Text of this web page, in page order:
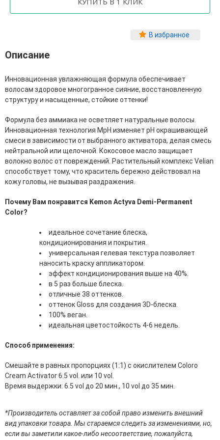
Фитопластика волос
Ампулы для лица
Защита от солнца для лица
Карбокситерапия
Кремы для лица
Лосьоны, тоники и мисты для лица
Маски для лица
Масла для лица
Молочко и сливки для лица
Наборы для ухода за лицом
Пенки и муссы для лица
Скрабы, пилинги и гоммажи для лица
Спреи для лица
Средства для умывания
Уход для кожи вокруг глаз
Флюиды для лица
Антицеллюлитные средства
Гели для душа
Дезодоранты для тела
Защита от солнца для тела
Кремы для тела
Лосьоны, сыворотки и эликсиры для тела
Масла для тела
Молочко для тела
Наборы по уходу за телом
Пены для ванны
Скрабы и пилинги для тела
В избранное
Описание
Инновационная увлажняющая формула обеспечивает
волосам здоровое многогранное сияние, восстановленную
структуру и насыщенные, стойкие оттенки!
Формула без аммиака не осветляет натуральные волосы.
Инновационная технология MpH изменяет pH окрашивающей
смеси в зависимости от выбранного активатора, делая смесь
нейтральной или щелочной. Кокосовое масло защищает
волокно волос от повреждений. Растительный комплекс Velian
способствует тому, что краситель бережно действовал на
кожу головы, не вызывая раздражения.
Почему Вам понравится Kemon Actyva Demi-Permanent
Color?
идеальное сочетание блеска,
кондиционирования и покрытия.
универсальная гелевая текстура позволяет
наносить краску аппликатором.
эффект кондиционирования выше на 40%.
в 5 раз больше блеска.
отличные 38 оттенков.
оттенок Gloss для создания 3D-блеска.
100% веган.
идеальная цветостойкость 4-6 недель.
Способ применения:
Смешайте в равных пропорциях (1:1) с окислителем Coloro
Cream Activator 6.5 vol. или 10 vol.
Время выдержки: 6.5 vol до 20 мин., 10 vol до 35 мин.
*Производитель оставляет за собой право изменить внешний
вид упаковки товара. Мы стараемся следить за изменениями, но,
если вы заметили какое-либо несоответствие, пожалуйста,